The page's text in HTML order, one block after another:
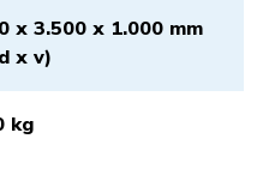
x 3.500 x 1.000 mm
x v)
kg